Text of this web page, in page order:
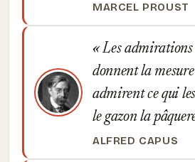
MARCEL PROUST
Les admirations
donnent la
admirent ce qui
le gazon la
ALFRED CAPUS